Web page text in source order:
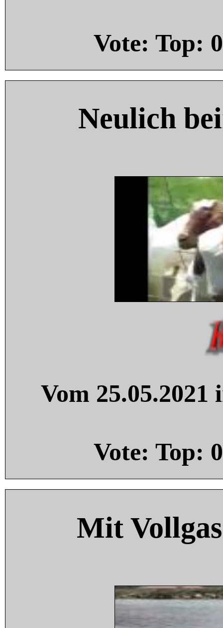
Vote: Top: 0
Neulich
Vom
Vote: Top: 0
Mit